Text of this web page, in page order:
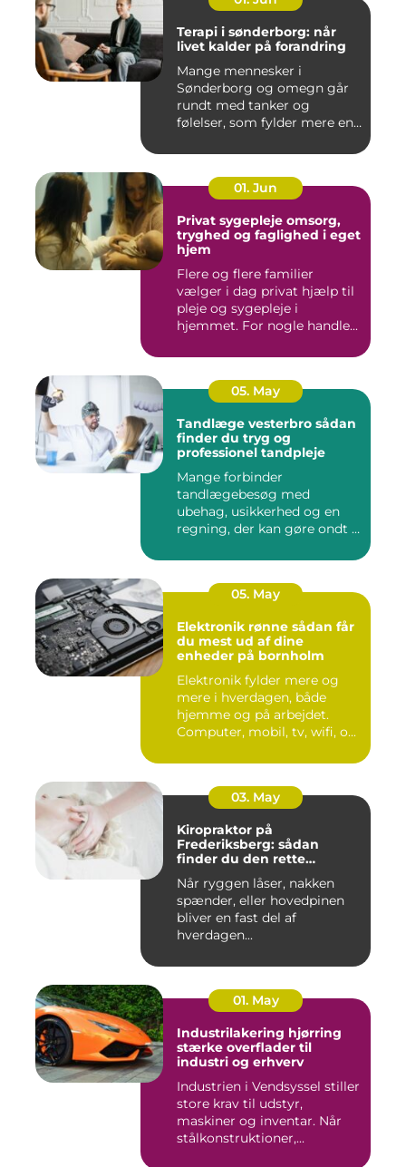
Terapi i sønderborg: når
livet kalder på forandring
Mange mennesker i
Sønderborg og omegn går
rundt med tanker og
følelser, som fylder mere end
01. Jun
Privat sygepleje omsorg,
tryghed og faglighed i eget
hjem
Flere og flere familier
vælger i dag privat hjælp til
pleje og sygepleje i
hjemmet. For nogle handle...
05. May
Tandlæge vesterbro sådan
finder du tryg og
professionel tandpleje
Mange forbinder
tandlægebesøg med
ubehag, usikkerhed og en
regning, der kan gøre ondt i
05. May
Elektronik rønne sådan får
du mest ud af dine
enheder på bornholm
Elektronik fylder mere og
mere i hverdagen, både
hjemme og på arbejdet.
Computer, mobil, tv, wifi, o...
03. May
Kiropraktor på
Frederiksberg: sådan
finder du den rette
Når ryggen låser, nakken
spænder, eller hovedpinen
bliver en fast del af
hverdagen...
01. May
Industrilakering hjørring
stærke overflader til
industri og erhverv
Industrien i Vendsyssel stiller
store krav til udstyr,
maskiner og inventar. Når
stålkonstruktioner,...